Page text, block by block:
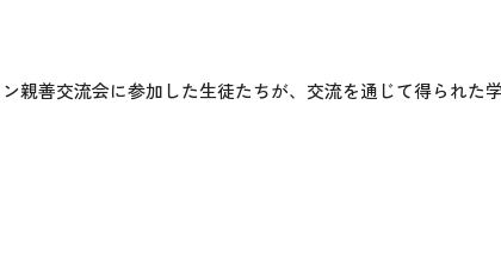
親善交流会に参加した生徒たちが、交流を通じて得られた